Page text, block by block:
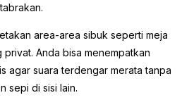
area-area sibuk seperti meja
Anda bisa menempatkan
agar suara terdengar merata tanpa
sepi di sisi lain.